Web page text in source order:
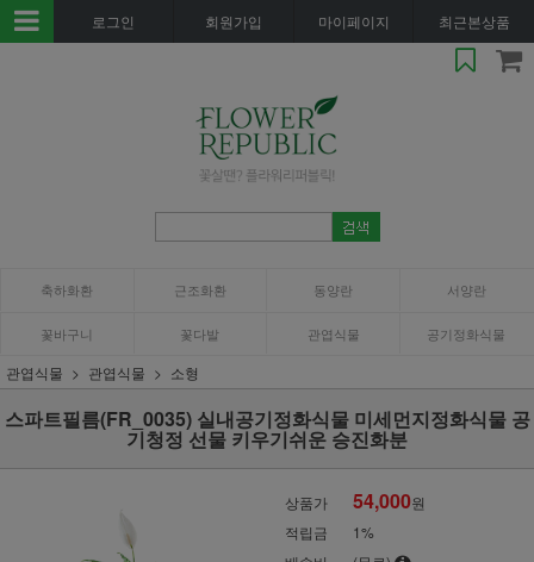
로그인 회원가입 마이페이지 최근본상품
축하화환 근조화환 동양란 서양란
꽃바구니 꽃다발 관엽식물 공기정화식물
관엽식물 관엽식물 소형
스파트필름(FR_0035) 실내공기정화식물 미세먼지정화식물 공
기청정 선물 키우기쉬운 승진화분
상품가 54,000원
적립금
1%